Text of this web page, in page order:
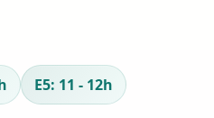
E5: 11 - 12h